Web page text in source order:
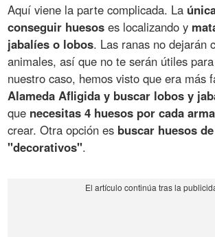
Aquí viene la parte complicada. La
conseguir huesos es localizando y
jabalíes o lobos. Las ranas no dejarán
animales, así que no te serán útiles
nuestro caso, hemos visto que era más
Alameda Afligida y buscar lobos y
que necesitas 4 huesos por cada arma
crear. Otra opción es buscar huesos
"decorativos".